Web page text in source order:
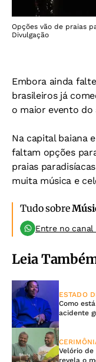
Opções vão de praias
Divulgação
Embora ainda
brasileiros já
o maior evento do
Na capital baiana
faltam opções
praias
muita música e
Tudo sobre
Entre no canal
Leia
ESTADO
Como
acidente
Velório
revela o